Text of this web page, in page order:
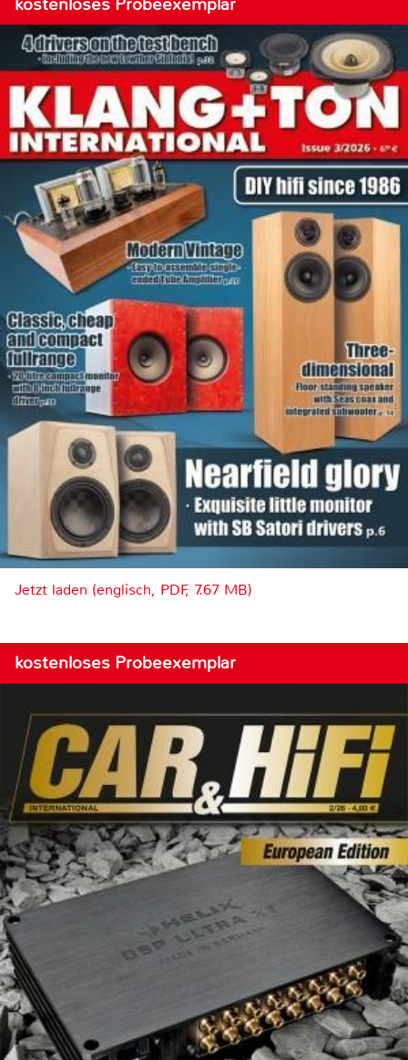
Jetzt laden (englisch, PDF, 7.67 MB)
kostenloses Probeexemplar